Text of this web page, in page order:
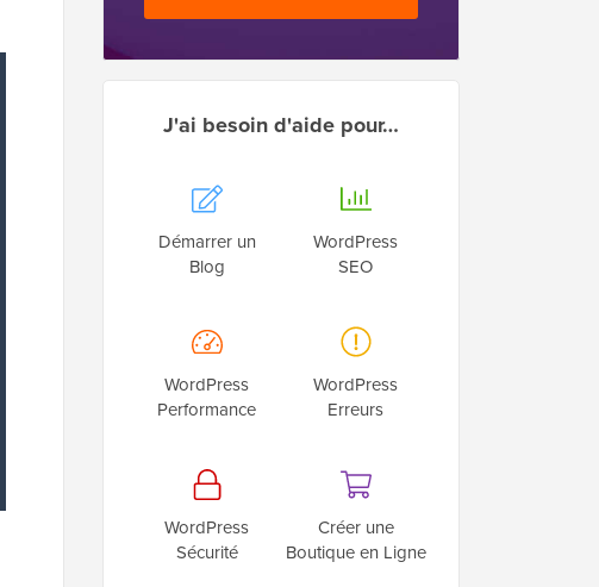
J'ai besoin d'aide pour…
Démarrer un
Blog
WordPress
SEO
WordPress
Performance
WordPress
Erreurs
WordPress
Sécurité
Créer une
Boutique en Ligne